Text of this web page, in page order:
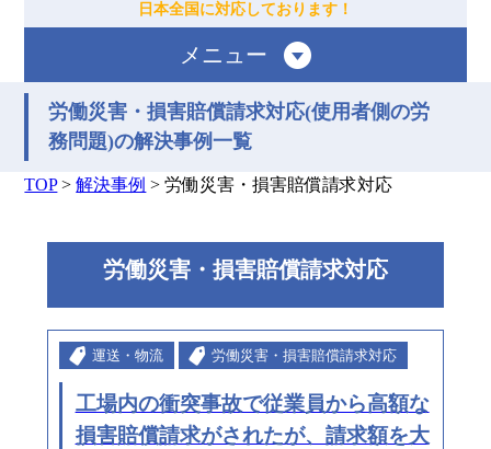
日本全国に対応しております！
メニュー
労働災害・損害賠償請求対応(使用者側の労
務問題)の解決事例一覧
TOP>解決事例 >労働災害・損害賠償請求対応
労働災害・損害賠償請求対応
運送・物流 労働災害・損害賠償請求対応
工場内の衝突事故で従業員から高額な
損害賠償請求がされたが、請求額を大